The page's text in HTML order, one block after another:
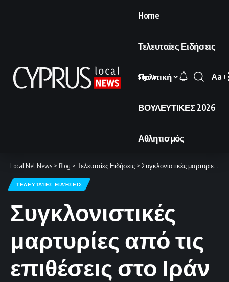
Home
Τελευταίες Ειδήσεις
Πολιτική
ΒΟΥΛΕΥΤΙΚΕΣ 2026
Αθλητισμός
Sign In
Font
Aa
Local Net News > Blog > Τελευταίες Ειδήσεις > Συγκλονιστικές μαρτυρίες από τις επιθέσεις στο Ιράν
ΤΕΛΕΥΤΑΊΕΣ ΕΙΔΉΣΕΙΣ
Συγκλονιστικές
μαρτυρίες από τις
επιθέσεις στο Ιράν